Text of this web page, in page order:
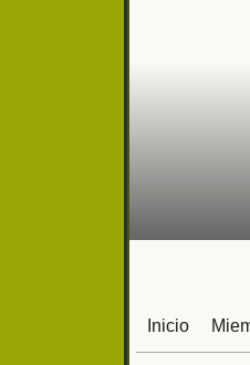
Inicio